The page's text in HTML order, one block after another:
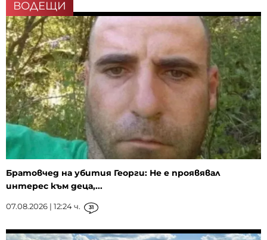
ВОДЕЩИ
Братовчед на убития Георги: Не е проявявал
интерес към деца,...
07.08.2026 | 12:24 ч. 31